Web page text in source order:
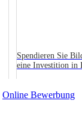
Spendieren Sie
eine Investition in
Online Bewerbung